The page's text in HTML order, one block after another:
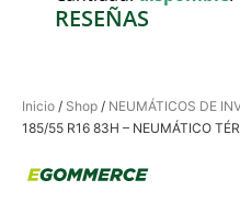
Inicio / Shop / NEUMÁTICOS DE
185/55 R16 83H – NEUMÁTICO
RESEÑAS